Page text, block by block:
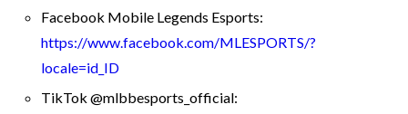
Facebook Mobile Legends Esports:
https://www.facebook.com/MLESPORTS/?
locale=id_ID
TikTok @mlbbesports_official: